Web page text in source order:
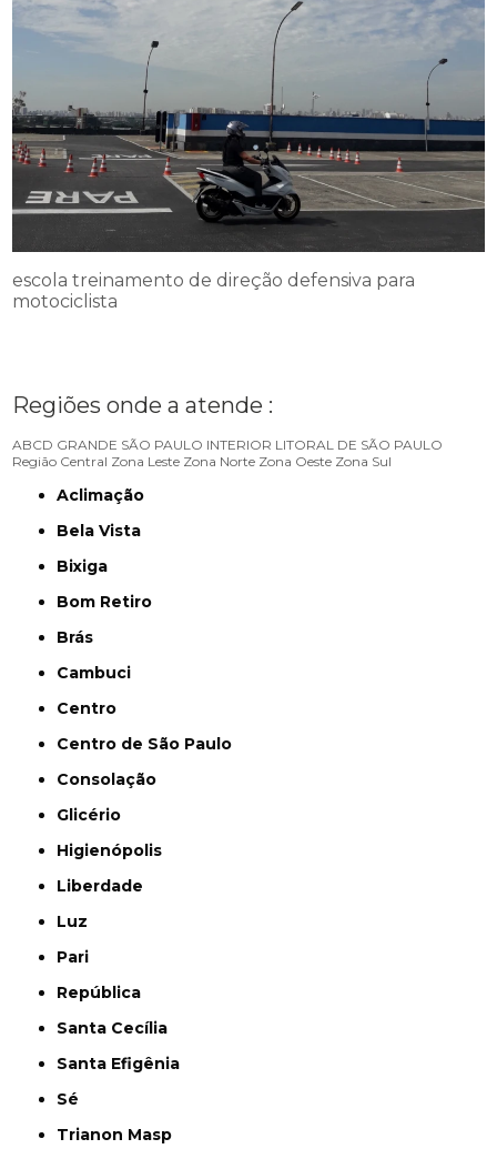
escola treinamento de direção defensiva para
motociclista
Regiões onde a atende :
ABCD GRANDE SÃO PAULO INTERIOR LITORAL DE SÃO PAULO
Região Central Zona Leste Zona Norte Zona Oeste Zona Sul
Aclimação
Bela Vista
Bixiga
Bom Retiro
Brás
Cambuci
Centro
Centro de São Paulo
Consolação
Glicério
Higienópolis
Liberdade
Luz
Pari
República
Santa Cecília
Santa Efigênia
Sé
Trianon Masp